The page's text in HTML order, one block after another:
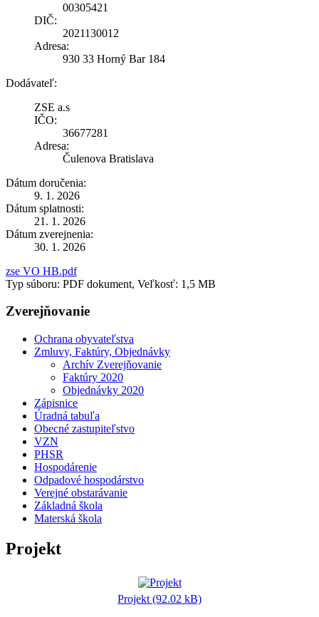
00305421
DIČ:
2021130012
Adresa:
930 33 Horný Bar 184
Dodávateľ:
ZSE a.s
IČO:
36677281
Adresa:
Čulenova Bratislava
Dátum doručenia:
9. 1. 2026
Dátum splatnosti:
21. 1. 2026
Dátum zverejnenia:
30. 1. 2026
zse VO HB.pdf
Typ súboru: PDF dokument, Veľkosť: 1,5 MB
Zverejňovanie
Ochrana obyvateľstva
Zmluvy, Faktúry, Objednávky
Archív Zverejňovanie
Faktúry 2020
Objednávky 2020
Zápisnice
Úradná tabuľa
Obecné zastupiteľstvo
VZN
PHSR
Hospodárenie
Odpadové hospodárstvo
Verejné obstarávanie
Základná škola
Materská škola
Projekt
Projekt (92.02 kB)